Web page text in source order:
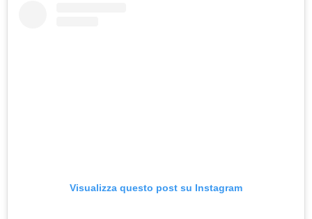
Visualizza questo post su Instagram